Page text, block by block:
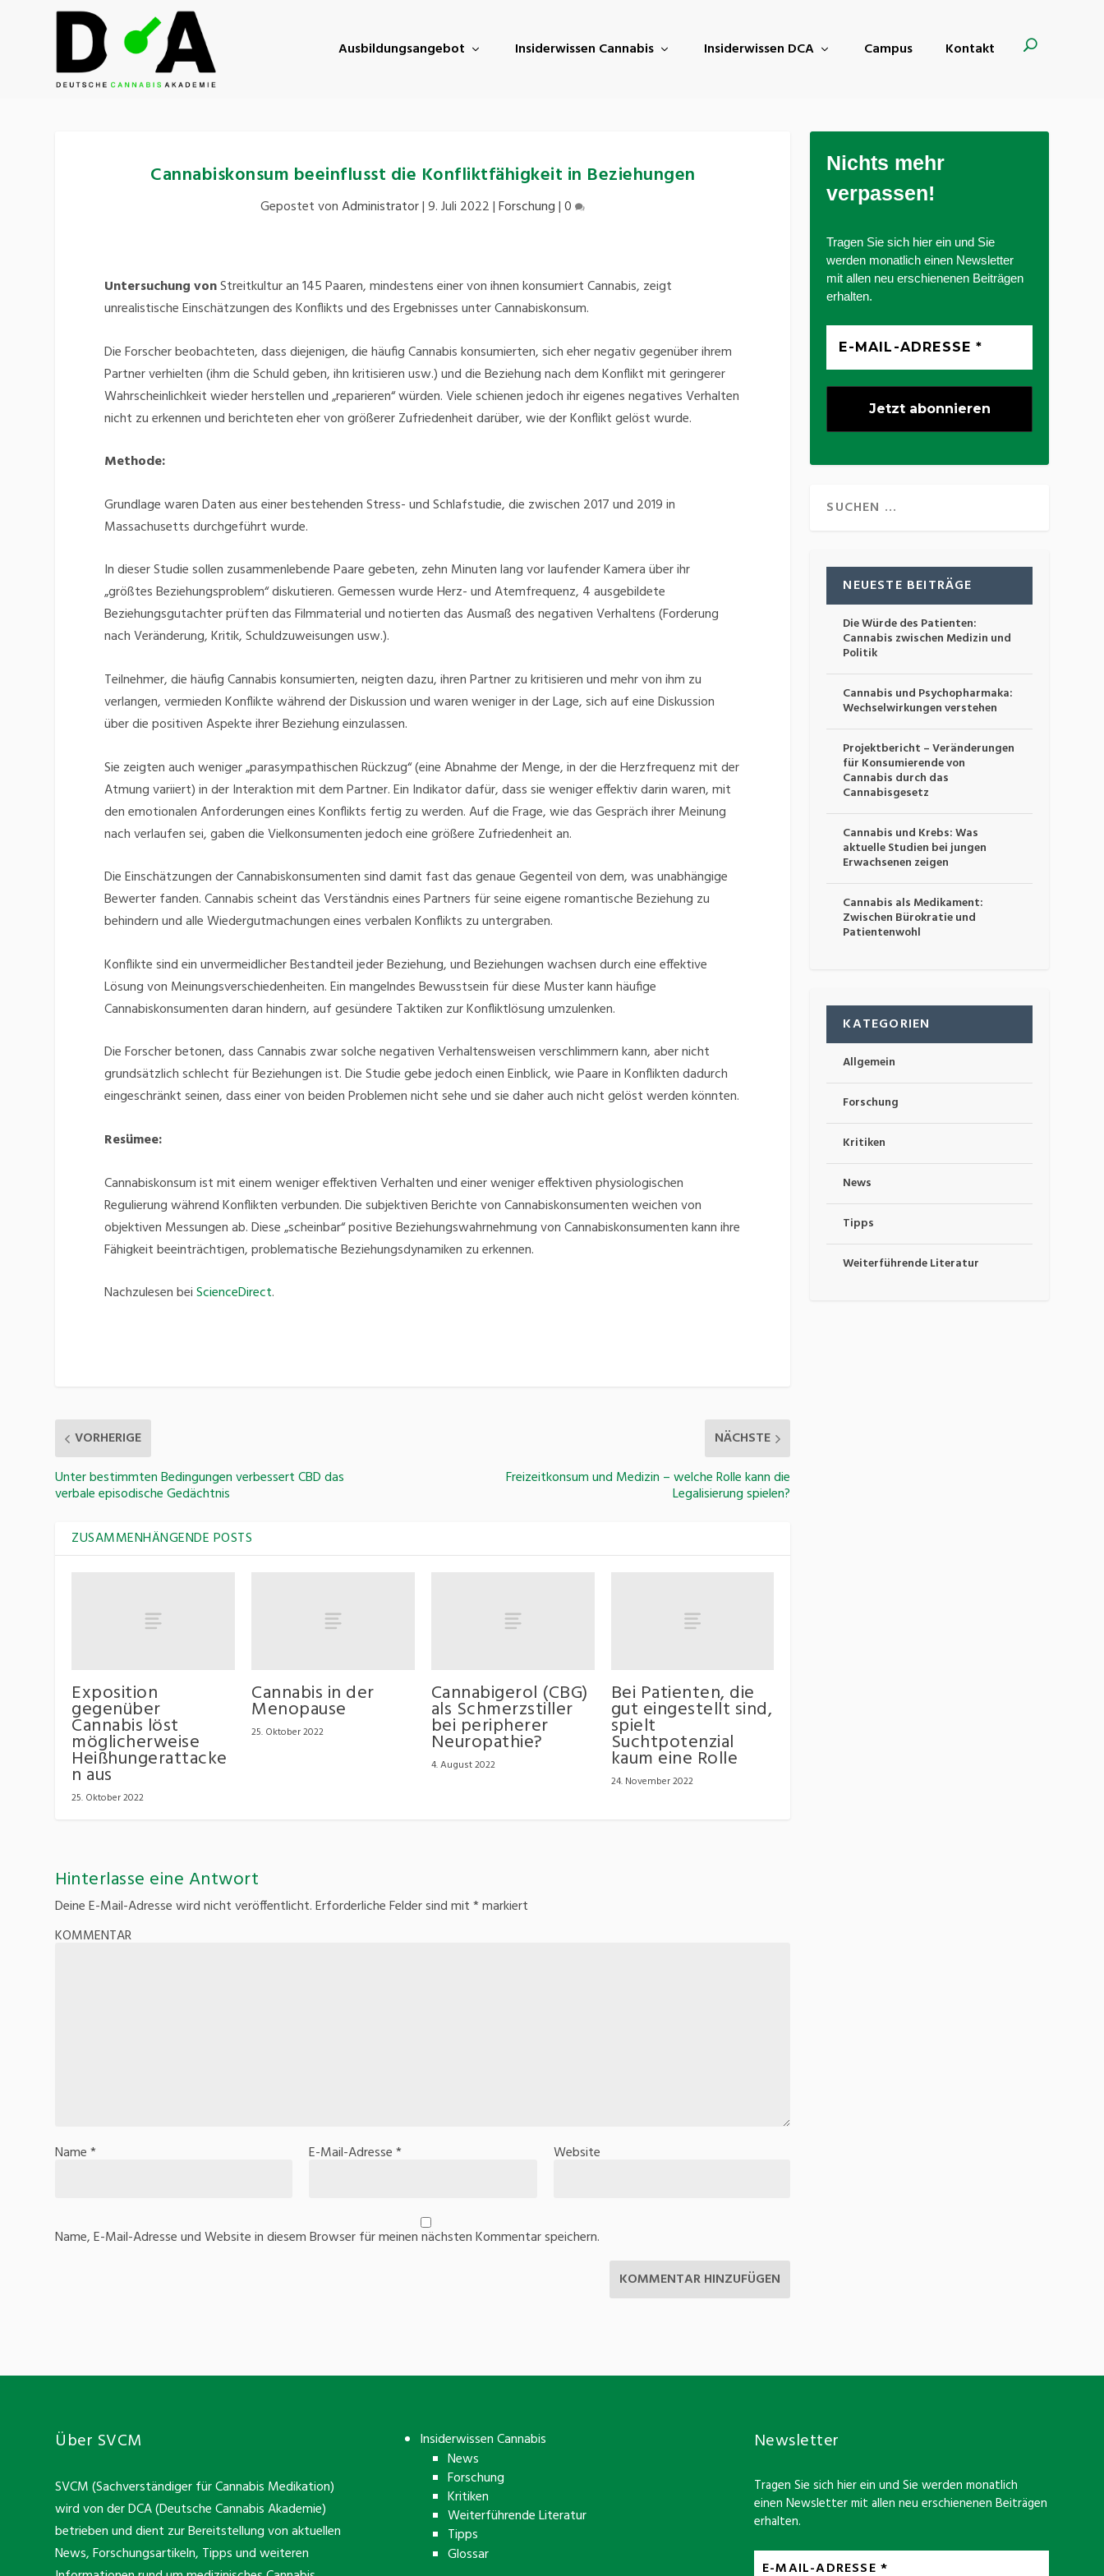
Ausbildungsangebot Insiderwissen Cannabis Insiderwissen DCA Campus Kontakt
Cannabiskonsum beeinflusst die Konfliktfähigkeit in Beziehungen
Gepostet vonAdministrator|9. Juli 2022|Forschung|0
Untersuchung vonStreitkultur an 145 Paaren, mindestens einer von ihnen konsumiert Cannabis, zeigt
unrealistische Einschätzungen des Konflikts und des Ergebnisses unter Cannabiskonsum.
Die Forscher beobachteten, dass diejenigen, die häufig Cannabis konsumierten, sich eher negativ gegenüber ihrem
Partner verhielten (ihm die Schuld geben, ihn kritisieren usw.) und die Beziehung nach dem Konflikt mit geringerer
Wahrscheinlichkeit wieder herstellen und „reparieren“ würden. Viele schienen jedoch ihr eigenes negatives Verhalten
nicht zu erkennen und berichteten eher von größerer Zufriedenheit darüber, wie der Konflikt gelöst wurde.
Methode:
Grundlage waren Daten aus einer bestehenden Stress- und Schlafstudie, die zwischen 2017 und 2019 in
Massachusetts durchgeführt wurde.
In dieser Studie sollen zusammenlebende Paare gebeten, zehn Minuten lang vor laufender Kamera über ihr
„größtes Beziehungsproblem“ diskutieren. Gemessen wurde Herz- und Atemfrequenz, 4 ausgebildete
Beziehungsgutachter prüften das Filmmaterial und notierten das Ausmaß des negativen Verhaltens (Forderung
nach Veränderung, Kritik, Schuldzuweisungen usw.).
Teilnehmer, die häufig Cannabis konsumierten, neigten dazu, ihren Partner zu kritisieren und mehr von ihm zu
verlangen, vermieden Konflikte während der Diskussion und waren weniger in der Lage, sich auf eine Diskussion
über die positiven Aspekte ihrer Beziehung einzulassen.
Sie zeigten auch weniger „parasympathischen Rückzug“ (eine Abnahme der Menge, in der die Herzfrequenz mit der
Atmung variiert) in der Interaktion mit dem Partner. Ein Indikator dafür, dass sie weniger effektiv darin waren, mit
den emotionalen Anforderungen eines Konflikts fertig zu werden. Auf die Frage, wie das Gespräch ihrer Meinung
nach verlaufen sei, gaben die Vielkonsumenten jedoch eine größere Zufriedenheit an.
Die Einschätzungen der Cannabiskonsumenten sind damit fast das genaue Gegenteil von dem, was unabhängige
Bewerter fanden. Cannabis scheint das Verständnis eines Partners für seine eigene romantische Beziehung zu
behindern und alle Wiedergutmachungen eines verbalen Konflikts zu untergraben.
Konflikte sind ein unvermeidlicher Bestandteil jeder Beziehung, und Beziehungen wachsen durch eine effektive
Lösung von Meinungsverschiedenheiten. Ein mangelndes Bewusstsein für diese Muster kann häufige
Cannabiskonsumenten daran hindern, auf gesündere Taktiken zur Konfliktlösung umzulenken.
Die Forscher betonen, dass Cannabis zwar solche negativen Verhaltensweisen verschlimmern kann, aber nicht
grundsätzlich schlecht für Beziehungen ist. Die Studie gebe jedoch einen Einblick, wie Paare in Konflikten dadurch
eingeschränkt seinen, dass einer von beiden Problemen nicht sehe und sie daher auch nicht gelöst werden könnten.
Resümee:
Cannabiskonsum ist mit einem weniger effektiven Verhalten und einer weniger effektiven physiologischen
Regulierung während Konflikten verbunden. Die subjektiven Berichte von Cannabiskonsumenten weichen von
objektiven Messungen ab. Diese „scheinbar“ positive Beziehungswahrnehmung von Cannabiskonsumenten kann ihre
Fähigkeit beeinträchtigen, problematische Beziehungsdynamiken zu erkennen.
Nachzulesen beiScienceDirect.
VORHERIGE
Unter bestimmten Bedingungen verbessert CBD das
verbale episodische Gedächtnis
NÄCHSTE
Freizeitkonsum und Medizin – welche Rolle kann die
Legalisierung spielen?
ZUSAMMENHÄNGENDE POSTS
Exposition
gegenüber
Cannabis löst
möglicherweise
Heißhungerattacke
n aus
25. Oktober 2022
Cannabis in der
Menopause
25. Oktober 2022
Cannabigerol (CBG)
als Schmerzstiller
bei peripherer
Neuropathie?
4. August 2022
Bei Patienten, die
gut eingestellt sind,
spielt
Suchtpotenzial
kaum eine Rolle
24. November 2022
Hinterlasse eine Antwort
Deine E-Mail-Adresse wird nicht veröffentlicht. Erforderliche Felder sind mit*markiert
KOMMENTAR
Name* E-Mail-Adresse* Website
Name, E-Mail-Adresse und Website in diesem Browser für meinen nächsten Kommentar speichern.
Nichts mehr
verpassen!
Tragen Sie sich hier ein und Sie
werden monatlich einen Newsletter
mit allen neu erschienenen Beiträgen
erhalten.
NEUESTE BEITRÄGE
Die Würde des Patienten:
Cannabis zwischen Medizin und
Politik
Cannabis und Psychopharmaka:
Wechselwirkungen verstehen
Projektbericht – Veränderungen
für Konsumierende von
Cannabis durch das
Cannabisgesetz
Cannabis und Krebs: Was
aktuelle Studien bei jungen
Erwachsenen zeigen
Cannabis als Medikament:
Zwischen Bürokratie und
Patientenwohl
KATEGORIEN
Allgemein
Forschung
Kritiken
News
Tipps
Weiterführende Literatur
Über SVCM
SVCM (Sachverständiger für Cannabis Medikation)
wird von der DCA (Deutsche Cannabis Akademie)
betrieben und dient zur Bereitstellung von aktuellen
News, Forschungsartikeln, Tipps und weiteren
Insiderwissen Cannabis
News
Forschung
Kritiken
Weiterführende Literatur
Tipps
Glossar
Newsletter
Tragen Sie sich hier ein und Sie werden monatlich
einen Newsletter mit allen neu erschienenen Beiträgen
erhalten.